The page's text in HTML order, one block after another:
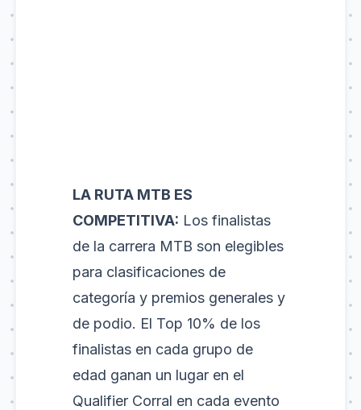
LA RUTA MTB ES
COMPETITIVA: Los finalistas
de la carrera MTB son elegibles
para clasificaciones de
categoría y premios generales y
de podio. El Top 10% de los
finalistas en cada grupo de
edad ganan un lugar en el
Qualifier Corral en cada evento